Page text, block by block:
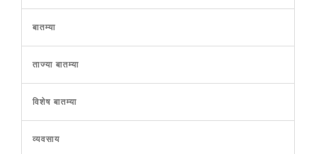
बातम्या
ताज्या बातम्या
विशेष बातम्या
व्यवसाय